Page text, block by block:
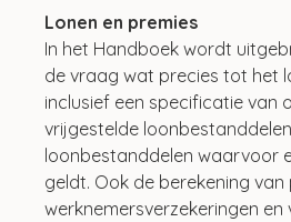
Lonen en premies
In het Handboek wordt
de vraag wat precies tot het
inclusief een specificatie van
vrijgestelde
loonbestanddelen waarvoor
geldt. Ook de berekening van
werknemersverzekeringen en